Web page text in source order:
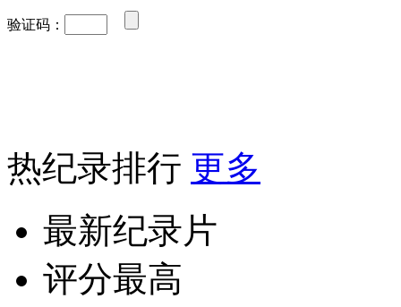
验证码：
热纪录排行 更多
最新纪录片
评分最高